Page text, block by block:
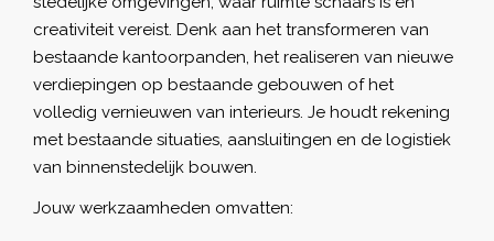
creativiteit vereist. Denk aan het transformeren van
bestaande kantoorpanden, het realiseren van nieuwe
verdiepingen op bestaande gebouwen of het
volledig vernieuwen van interieurs. Je houdt rekening
met bestaande situaties, aansluitingen en de logistiek
van binnenstedelijk bouwen.
Jouw werkzaamheden omvatten: